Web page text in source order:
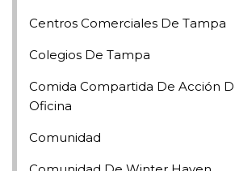
Centros Comerciales De Tampa
Colegios De Tampa
Comida Compartida De Acción
Oficina
Comunidad